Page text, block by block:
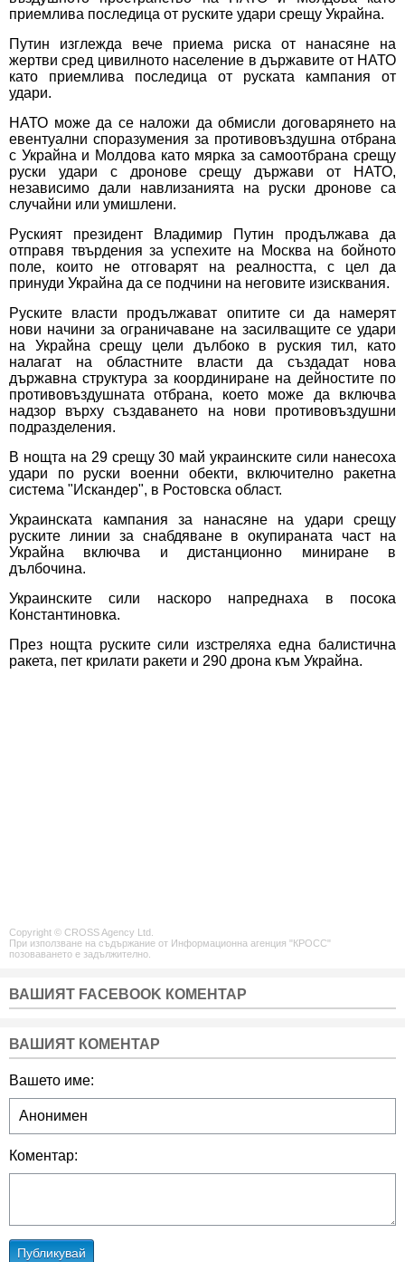
приемлива последица от руските удари срещу Украйна.
Путин изглежда вече приема риска от нанасяне на
жертви сред цивилното население в държавите от НАТО
като приемлива последица от руската кампания от
удари.
НАТО може да се наложи да обмисли договарянето на
евентуални споразумения за противовъздушна отбрана
с Украйна и Молдова като мярка за самоотбрана срещу
руски удари с дронове срещу държави от НАТО,
независимо дали навлизанията на руски дронове са
случайни или умишлени.
Руският президент Владимир Путин продължава да
отправя твърдения за успехите на Москва на бойното
поле, които не отговарят на реалността, с цел да
принуди Украйна да се подчини на неговите изисквания.
Руските власти продължават опитите си да намерят
нови начини за ограничаване на засилващите се удари
на Украйна срещу цели дълбоко в руския тил, като
налагат на областните власти да създадат нова
държавна структура за координиране на дейностите по
противовъздушната отбрана, което може да включва
надзор върху създаването на нови противовъздушни
подразделения.
В нощта на 29 срещу 30 май украинските сили нанесоха
удари по руски военни обекти, включително ракетна
система "Искандер", в Ростовска област.
Украинската кампания за нанасяне на удари срещу
руските линии за снабдяване в окупираната част на
Украйна включва и дистанционно миниране в
дълбочина.
Украинските сили наскоро напреднаха в посока
Константиновка.
През нощта руските сили изстреляха една балистична
ракета, пет крилати ракети и 290 дрона към Украйна.
Copyright © CROSS Agency Ltd.
При използване на съдържание от Информационна агенция "КРОСС"
позоваването е задължително.
ВАШИЯТ FACEBOOK КОМЕНТАР
ВАШИЯТ КОМЕНТАР
Вашето име:
Коментар:
Публикувай